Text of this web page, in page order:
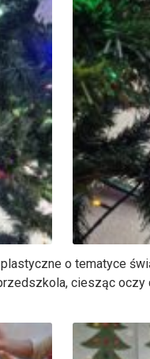
o tematyce
ciesząc